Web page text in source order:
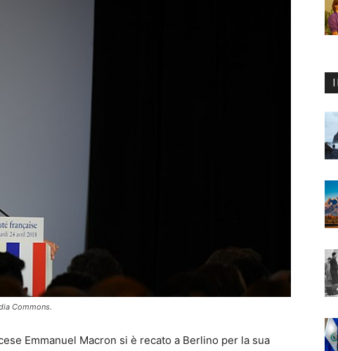
Commons.
Emmanuel Macron si è recato a Berlino per la sua